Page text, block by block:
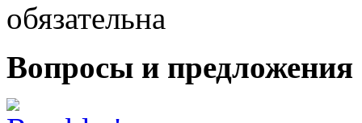
обязательна
Вопросы и